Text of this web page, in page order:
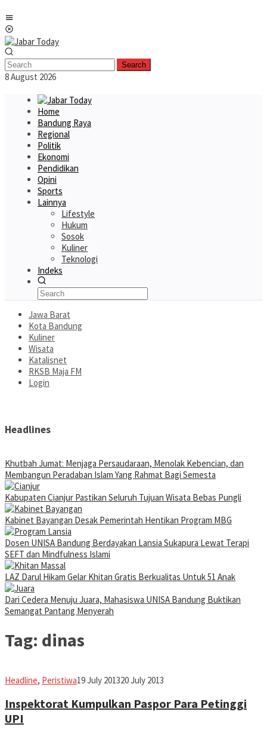
to
content
Search
8 August 2026
Home
Bandung Raya
Regional
Politik
Ekonomi
Pendidikan
Opini
Sports
Lainnya
Lifestyle
Hukum
Sosok
Kuliner
Teknologi
Indeks
Jawa Barat
Kota Bandung
Kuliner
Wisata
Katalisnet
RKSB Maja FM
Login
Headlines
Khutbah Jumat: Menjaga Persaudaraan, Menolak Kebencian, dan
Membangun Peradaban Islam Yang Rahmat Bagi Semesta
Kabupaten Cianjur Pastikan Seluruh Tujuan Wisata Bebas Pungli
Kabinet Bayangan Desak Pemerintah Hentikan Program MBG
Dosen UNISA Bandung Berdayakan Lansia Sukapura Lewat Terapi
SEFT dan Mindfulness Islami
LAZ Darul Hikam Gelar Khitan Gratis Berkualitas Untuk 51 Anak
Dari Cedera Menuju Juara, Mahasiswa UNISA Bandung Buktikan
Semangat Pantang Menyerah
Tag: dinas
Headline, Peristiwafahruszf
19 July 201320 July 2013
Inspektorat Kumpulkan Paspor Para Petinggi
UPI